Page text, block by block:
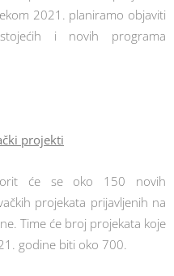
2021. planiramo objaviti
i novih programa
projekti
će se oko 150 novih
projekata prijavljenih na
Time će broj projekata koje
godine biti oko 700.